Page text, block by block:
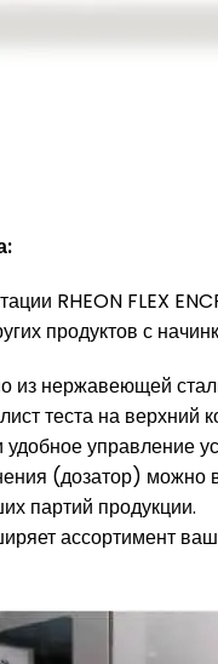
RHEON FLEX
продуктов с
из нержавеющей
теста на
удобное управление
(дозатор) можно
партий продукции.
ассортимент